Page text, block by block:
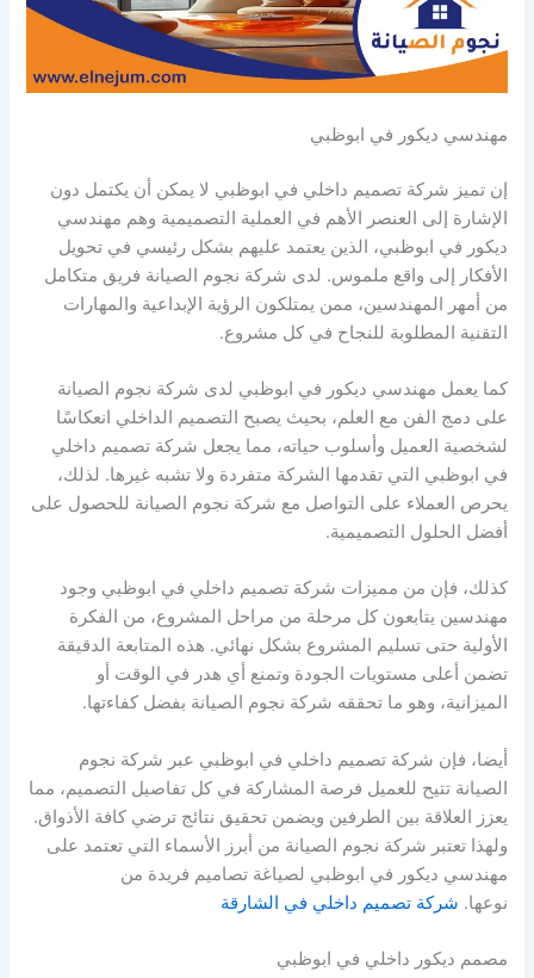
مهندسي ديكور في ابوظبي
إن تميز شركة تصميم داخلي في ابوظبي لا يمكن أن يكتمل دون
الإشارة إلى العنصر الأهم في العملية التصميمية وهم مهندسي
ديكور في ابوظبي، الذين يعتمد عليهم بشكل رئيسي في تحويل
الأفكار إلى واقع ملموس. لدى شركة نجوم الصيانة فريق متكامل
من أمهر المهندسين، ممن يمتلكون الرؤية الإبداعية والمهارات
التقنية المطلوبة للنجاح في كل مشروع.
كما يعمل مهندسي ديكور في ابوظبي لدى شركة نجوم الصيانة
على دمج الفن مع العلم، بحيث يصبح التصميم الداخلي انعكاسًا
لشخصية العميل وأسلوب حياته، مما يجعل شركة تصميم داخلي
في ابوظبي التي تقدمها الشركة متفردة ولا تشبه غيرها. لذلك،
يحرص العملاء على التواصل مع شركة نجوم الصيانة للحصول على
أفضل الحلول التصميمية.
كذلك، فإن من مميزات شركة تصميم داخلي في ابوظبي وجود
مهندسين يتابعون كل مرحلة من مراحل المشروع، من الفكرة
الأولية حتى تسليم المشروع بشكل نهائي. هذه المتابعة الدقيقة
تضمن أعلى مستويات الجودة وتمنع أي هدر في الوقت أو
الميزانية، وهو ما تحققه شركة نجوم الصيانة بفضل كفاءتها.
أيضا، فإن شركة تصميم داخلي في ابوظبي عبر شركة نجوم
الصيانة تتيح للعميل فرصة المشاركة في كل تفاصيل التصميم، مما
يعزز العلاقة بين الطرفين ويضمن تحقيق نتائج ترضي كافة الأذواق.
ولهذا تعتبر شركة نجوم الصيانة من أبرز الأسماء التي تعتمد على
مهندسي ديكور في ابوظبي لصياغة تصاميم فريدة من
نوعها. شركة تصميم داخلي في الشارقة
مصمم ديكور داخلي في ابوظبي